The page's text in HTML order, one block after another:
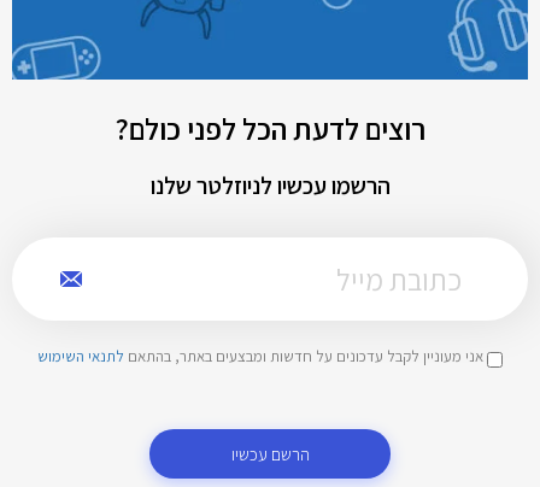
רוצים לדעת הכל לפני כולם?
הרשמו עכשיו לניוזלטר שלנו
אני מעוניין לקבל עדכונים על חדשות ומבצעים באתר, בהתאם לתנאי השימוש
הרשם עכשיו